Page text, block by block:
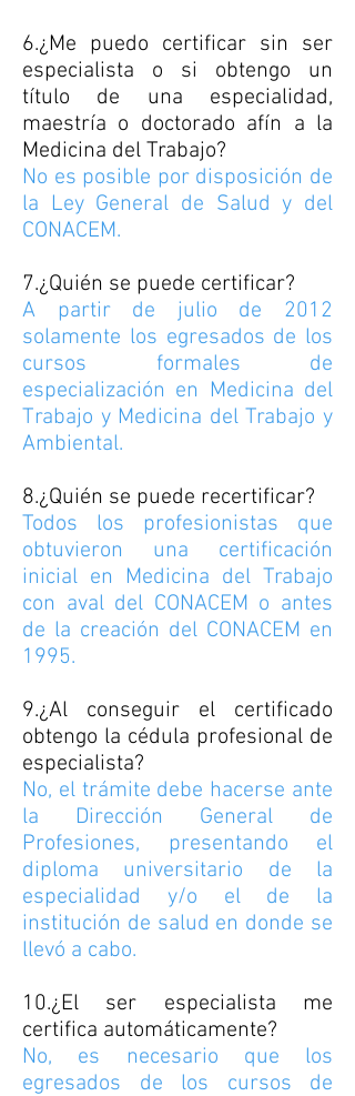
6.¿Me puedo certificar sin ser
especialista o si obtengo un
título de una especialidad,
maestría o doctorado afín a la
Medicina del Trabajo?
No es posible por disposición de
la Ley General de Salud y del
CONACEM.
7.¿Quién se puede certificar?
A partir de julio de 2012
solamente los egresados de los
cursos formales de
especialización en Medicina del
Trabajo y Medicina del Trabajo y
Ambiental.
8.¿Quién se puede recertificar?
Todos los profesionistas que
obtuvieron una certificación
inicial en Medicina del Trabajo
con aval del CONACEM o antes
de la creación del CONACEM en
1995.
9.¿Al conseguir el certificado
obtengo la cédula profesional de
especialista?
No, el trámite debe hacerse ante
la Dirección General de
Profesiones, presentando el
diploma universitario de la
especialidad y/o el de la
institución de salud en donde se
llevó a cabo.
10.¿El ser especialista me
certifica automáticamente?
No, es necesario que los
egresados de los cursos de